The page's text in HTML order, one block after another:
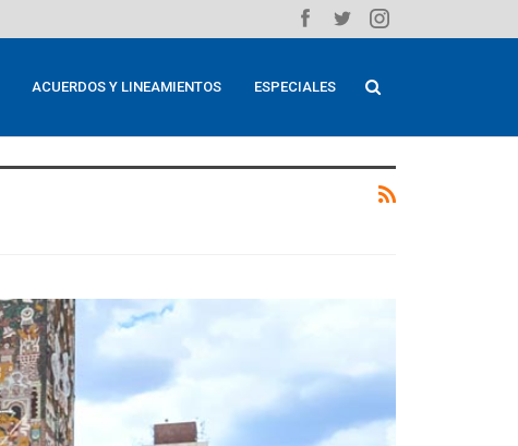
ACUERDOS Y LINEAMIENTOS ESPECIALES